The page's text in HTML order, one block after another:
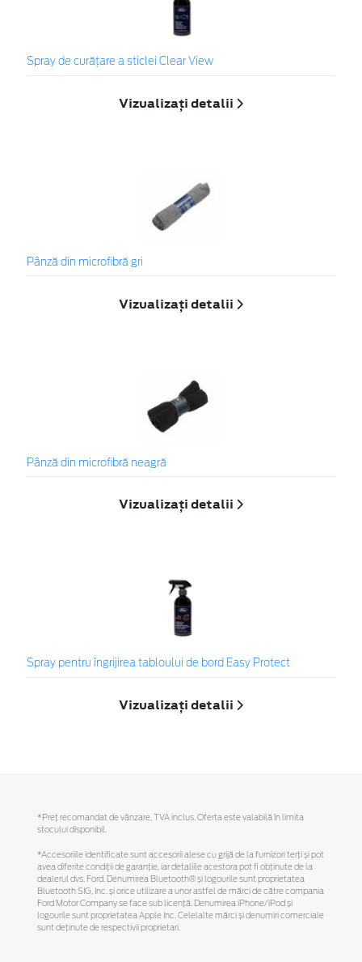
Spray de curățare a sticlei Clear View
Vizualizați detalii
Pânză din microfibră gri
Vizualizați detalii
Pânză din microfibră neagră
Vizualizați detalii
Spray pentru îngrijirea tabloului de bord Easy Protect
Vizualizați detalii
*Preţ recomandat de vânzare, TVA inclus. Oferta este valabilă în limita
stocului disponibil.
*Accesoriile identificate sunt accesorii alese cu grijă de la furnizori terți și pot
avea diferite condiții de garanție, iar detaliile acestora pot fi obținute de la
dealerul dvs. Ford. Denumirea Bluetooth® și logourile sunt proprietatea
Bluetooth SIG, Inc. și orice utilizare a unor astfel de mărci de către compania
Ford Motor Company se face sub licență. Denumirea iPhone/iPod și
logourile sunt proprietatea Apple Inc. Celelalte mărci și denumiri comerciale
sunt deținute de respectivii proprietari.